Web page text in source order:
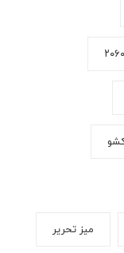
میز تحریر